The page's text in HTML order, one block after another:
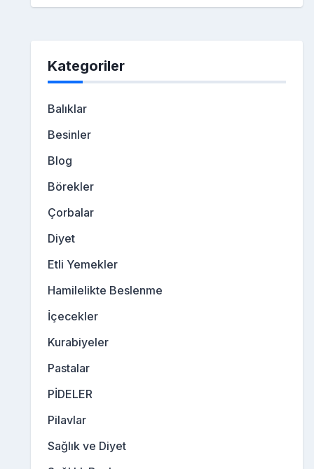
Kategoriler
Balıklar
Besinler
Blog
Börekler
Çorbalar
Diyet
Etli Yemekler
Hamilelikte Beslenme
İçecekler
Kurabiyeler
Pastalar
PİDELER
Pilavlar
Sağlık ve Diyet